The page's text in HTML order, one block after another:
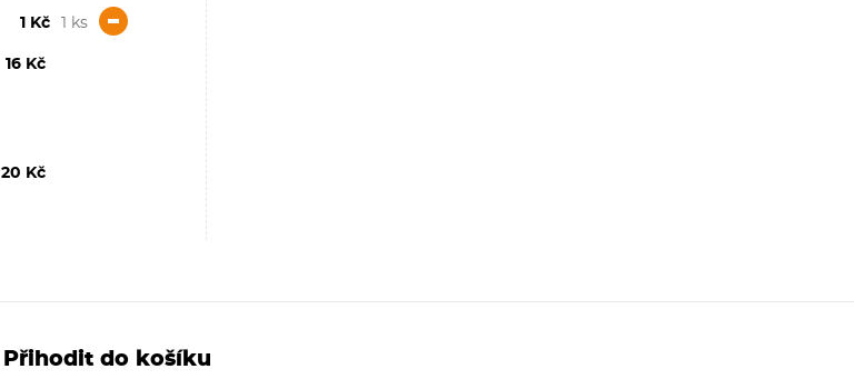
1 Kč 1 ks -
16 Kč
20 Kč
Přihodit do košíku